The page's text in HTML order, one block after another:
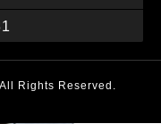
Rights Reserved.